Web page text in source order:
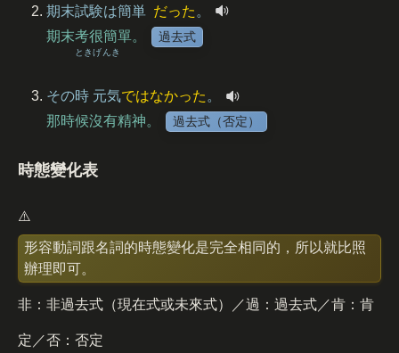
期末試験は簡単 だった 。
期末考很簡單。
過去式
その時
とき
元気
げんき
ではなかった。
那時候沒有精神。
過去式（否定）
時態變化表
⚠️
形容動詞跟名詞的時態變化是完全相同的，所以就比照
辦理即可。
非：非過去式（現在式或未來式）／過：過去式／肯：肯
定／否：否定